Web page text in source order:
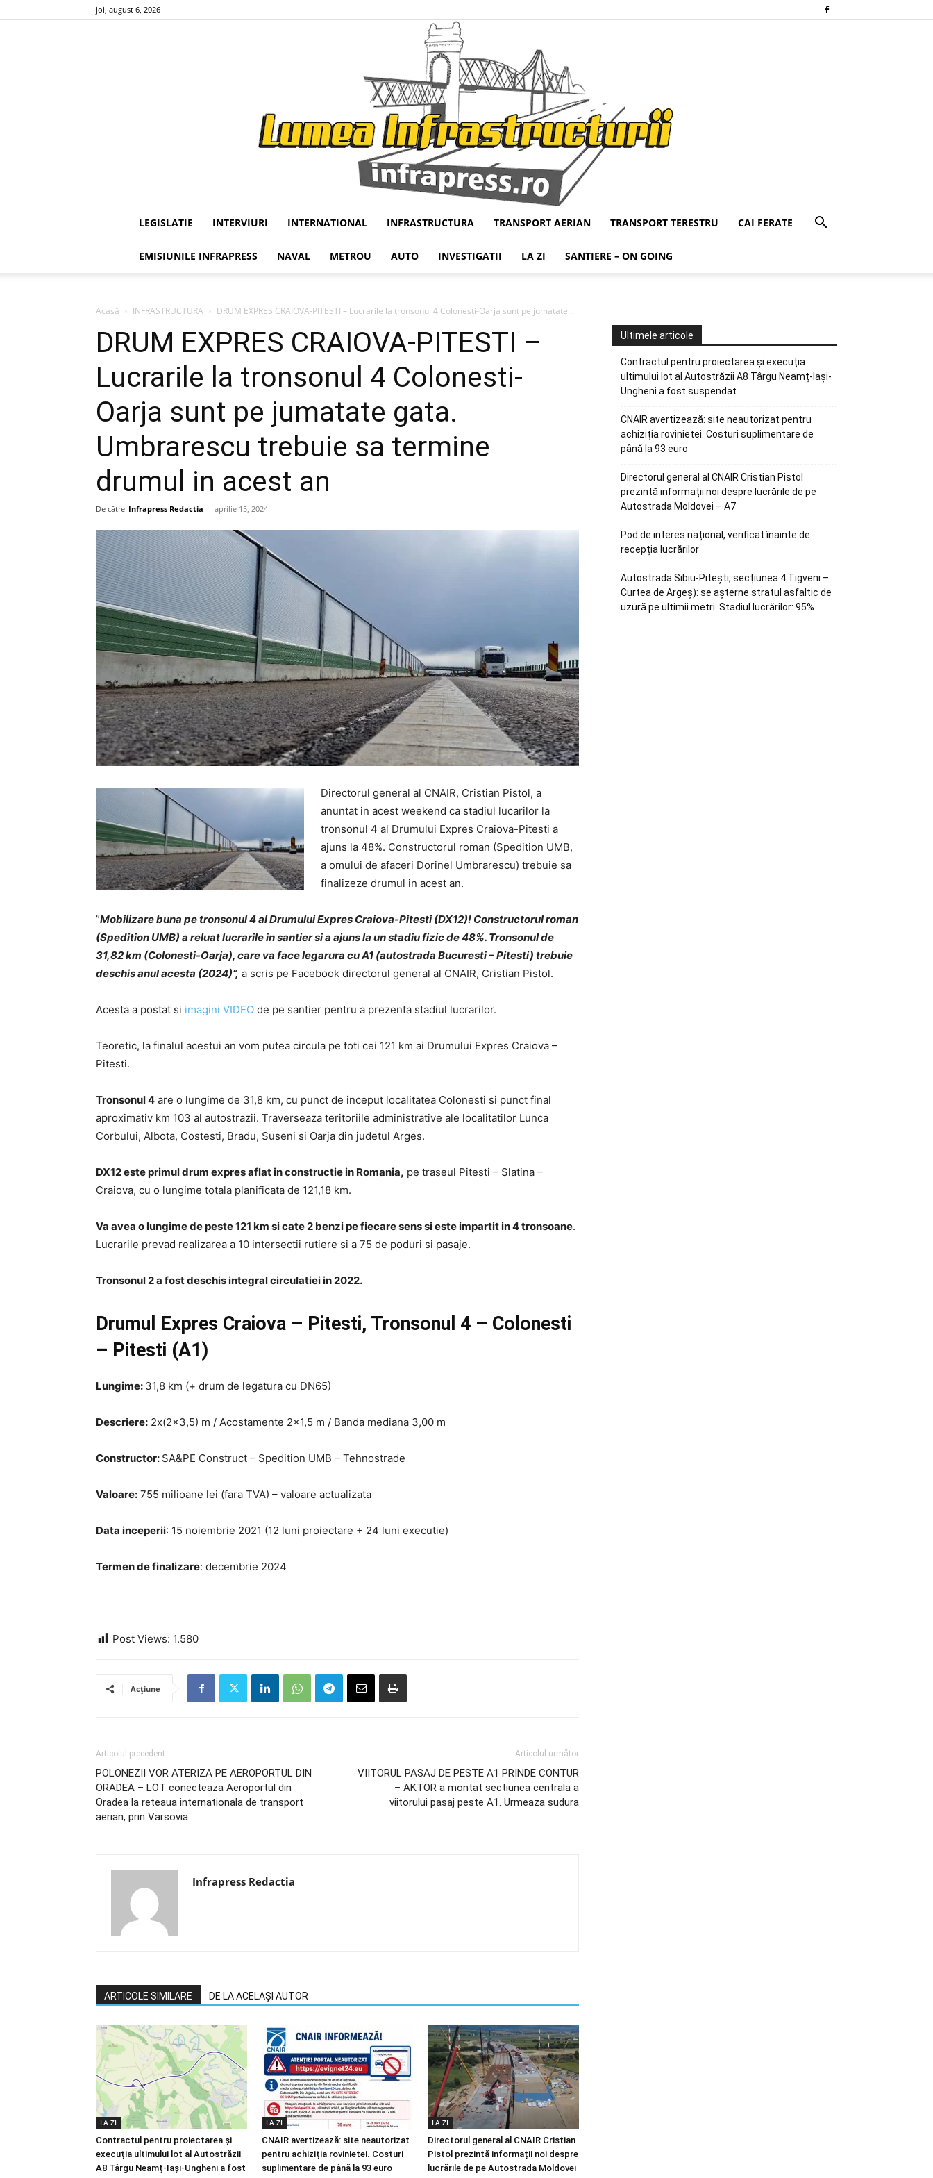
joi, august 6, 2026
Infrapress
LEGISLATIE INTERVIURI INTERNATIONAL INFRASTRUCTURA TRANSPORT AERIAN TRANSPORT TERESTRU CAI FERATE
EMISIUNILE INFRAPRESS NAVAL METROU AUTO INVESTIGATII LA ZI SANTIERE – ON GOING
Acasă INFRASTRUCTURA DRUM EXPRES CRAIOVA-PITESTI – Lucrarile la tronsonul 4 Colonesti-Oarja sunt pe jumatate...
DRUM EXPRES CRAIOVA-PITESTI –
Lucrarile la tronsonul 4 Colonesti-
Oarja sunt pe jumatate gata.
Umbrarescu trebuie sa termine
drumul in acest an
De către Infrapress Redactia - aprilie 15, 2024
Directorul general al CNAIR, Cristian Pistol, a
anuntat in acest weekend ca stadiul lucarilor la
tronsonul 4 al Drumului Expres Craiova-Pitesti a
ajuns la 48%. Constructorul roman (Spedition UMB,
a omului de afaceri Dorinel Umbrarescu) trebuie sa
finalizeze drumul in acest an.
”Mobilizare buna pe tronsonul 4 al Drumului Expres Craiova-Pitesti (DX12)! Constructorul roman
(Spedition UMB) a reluat lucrarile in santier si a ajuns la un stadiu fizic de 48%. Tronsonul de
31,82 km (Colonesti-Oarja), care va face legarura cu A1 (autostrada Bucuresti – Pitesti) trebuie
deschis anul acesta (2024)”, a scris pe Facebook directorul general al CNAIR, Cristian Pistol.
Acesta a postat si imagini VIDEO de pe santier pentru a prezenta stadiul lucrarilor.
Teoretic, la finalul acestui an vom putea circula pe toti cei 121 km ai Drumului Expres Craiova –
Pitesti.
Tronsonul 4 are o lungime de 31,8 km, cu punct de inceput localitatea Colonesti si punct final
aproximativ km 103 al autostrazii. Traverseaza teritoriile administrative ale localitatilor Lunca
Corbului, Albota, Costesti, Bradu, Suseni si Oarja din judetul Arges.
DX12 este primul drum expres aflat in constructie in Romania, pe traseul Pitesti – Slatina –
Craiova, cu o lungime totala planificata de 121,18 km.
Va avea o lungime de peste 121 km si cate 2 benzi pe fiecare sens si este impartit in 4 tronsoane.
Lucrarile prevad realizarea a 10 intersectii rutiere si a 75 de poduri si pasaje.
Tronsonul 2 a fost deschis integral circulatiei in 2022.
Drumul Expres Craiova – Pitesti, Tronsonul 4 – Colonesti
– Pitesti (A1)
Lungime: 31,8 km (+ drum de legatura cu DN65)
Descriere: 2x(2×3,5) m / Acostamente 2×1,5 m / Banda mediana 3,00 m
Constructor: SA&PE Construct – Spedition UMB – Tehnostrade
Valoare: 755 milioane lei (fara TVA) – valoare actualizata
Data inceperii: 15 noiembrie 2021 (12 luni proiectare + 24 luni executie)
Termen de finalizare: decembrie 2024
Post Views: 1.580
Acțiune
Articolul precedent
POLONEZII VOR ATERIZA PE AEROPORTUL DIN
ORADEA – LOT conecteaza Aeroportul din
Oradea la reteaua internationala de transport
aerian, prin Varsovia
Articolul următor
VIITORUL PASAJ DE PESTE A1 PRINDE CONTUR
– AKTOR a montat sectiunea centrala a
viitorului pasaj peste A1. Urmeaza sudura
Infrapress Redactia
ARTICOLE SIMILARE DE LA ACELAȘI AUTOR
LA ZI
Contractul pentru proiectarea și
execuția ultimului lot al Autostrăzii
A8 Târgu Neamț-Iași-Ungheni a fost
LA ZI
CNAIR avertizează: site neautorizat
pentru achiziția rovinietei. Costuri
suplimentare de până la 93 euro
LA ZI
Directorul general al CNAIR Cristian
Pistol prezintă informații noi despre
lucrările de pe Autostrada Moldovei
Ultimele articole
Contractul pentru proiectarea și execuția
ultimului lot al Autostrăzii A8 Târgu Neamț-Iași-
Ungheni a fost suspendat
CNAIR avertizează: site neautorizat pentru
achiziția rovinietei. Costuri suplimentare de
până la 93 euro
Directorul general al CNAIR Cristian Pistol
prezintă informații noi despre lucrările de pe
Autostrada Moldovei – A7
Pod de interes național, verificat înainte de
recepția lucrărilor
Autostrada Sibiu-Pitești, secțiunea 4 Tigveni –
Curtea de Argeș): se așterne stratul asfaltic de
uzură pe ultimii metri. Stadiul lucrărilor: 95%